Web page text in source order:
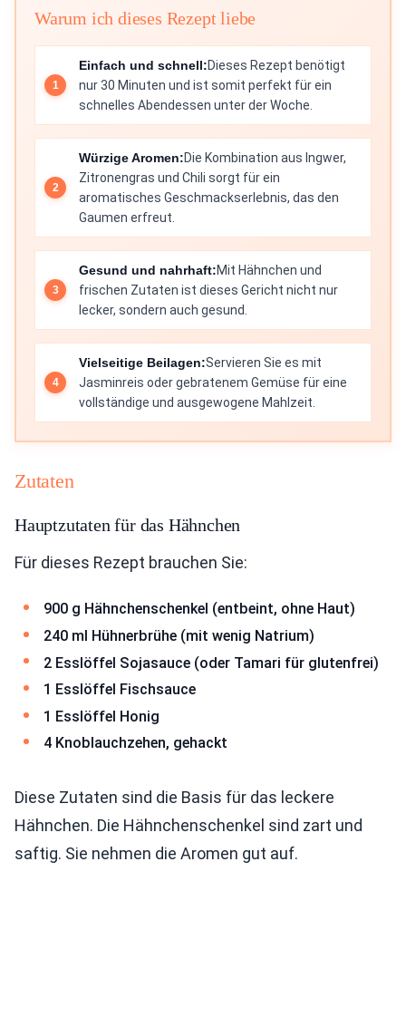
Warum ich dieses Rezept liebe
Einfach und schnell:Dieses Rezept benötigt
nur 30 Minuten und ist somit perfekt für ein
schnelles Abendessen unter der Woche.
Würzige Aromen:Die Kombination aus Ingwer,
Zitronengras und Chili sorgt für ein
aromatisches Geschmackserlebnis, das den
Gaumen erfreut.
Gesund und nahrhaft:Mit Hähnchen und
frischen Zutaten ist dieses Gericht nicht nur
lecker, sondern auch gesund.
Vielseitige Beilagen:Servieren Sie es mit
Jasminreis oder gebratenem Gemüse für eine
vollständige und ausgewogene Mahlzeit.
Zutaten
Hauptzutaten für das Hähnchen
Für dieses Rezept brauchen Sie:
900 g Hähnchenschenkel (entbeint, ohne Haut)
240 ml Hühnerbrühe (mit wenig Natrium)
2 Esslöffel Sojasauce (oder Tamari für glutenfrei)
1 Esslöffel Fischsauce
1 Esslöffel Honig
4 Knoblauchzehen, gehackt
Diese Zutaten sind die Basis für das leckere
Hähnchen. Die Hähnchenschenkel sind zart und
saftig. Sie nehmen die Aromen gut auf.